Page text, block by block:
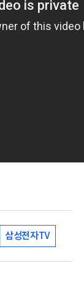
삼성전자TV